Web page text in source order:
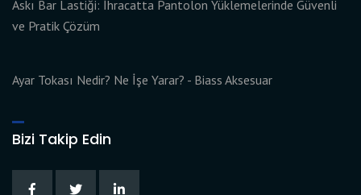
Askı Bar Lastiği: İhracatta Pantolon Yüklemelerinde Güvenli
ve Pratik Çözüm
Ayar Tokası Nedir? Ne İşe Yarar? - Biass Aksesuar
Bizi Takip Edin